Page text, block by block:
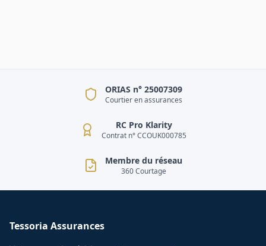
ORIAS n° 25007309
Courtier en assurances
RC Pro Klarity
Contrat n° CCOUK000785
Membre du réseau
360 Courtage
Tessoria Assurances